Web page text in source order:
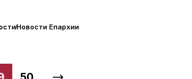
Новости Епархии